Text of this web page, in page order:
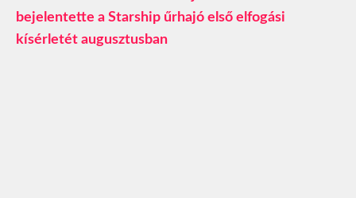
bejelentette a Starship űrhajó első elfogási
kísérletét augusztusban